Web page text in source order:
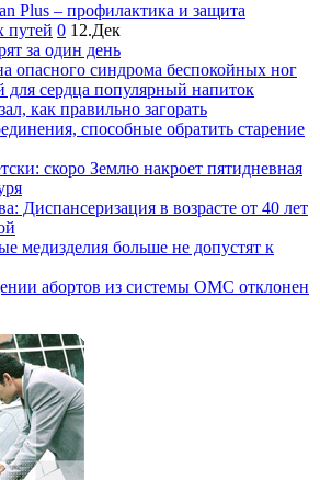
Plus – профилактика и защита
путей 0 12.Дек
за один день
опасного синдрома беспокойных ног
для сердца популярный напиток
как правильно загорать
способные обратить старение
скоро Землю накроет пятидневная
Диспансеризация в возрасте от 40 лет
медизделия больше не допустят к
абортов из системы ОМС отклонен